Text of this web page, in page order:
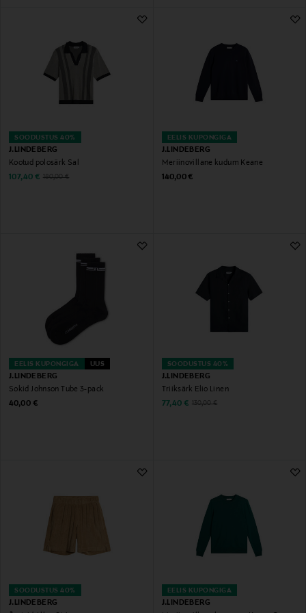
SOODUSTUS 40%
J.LINDEBERG
Kootud polosärk Sal
Discounted Price
107,40 € Original Price
180,00 €
EELIS KUPONGIGA
J.LINDEBERG
Meriinovillane kudum Keane
Original Price
140,00 €
EELIS KUPONGIGA UUS
J.LINDEBERG
Sokid Johnson Tube 3-pack
Original Price
40,00 €
SOODUSTUS 40%
J.LINDEBERG
Triiksärk Elio Linen
Discounted Price
77,40 € Original Price
130,00 €
SOODUSTUS 40%
J.LINDEBERG
EELIS KUPONGIGA
J.LINDEBERG